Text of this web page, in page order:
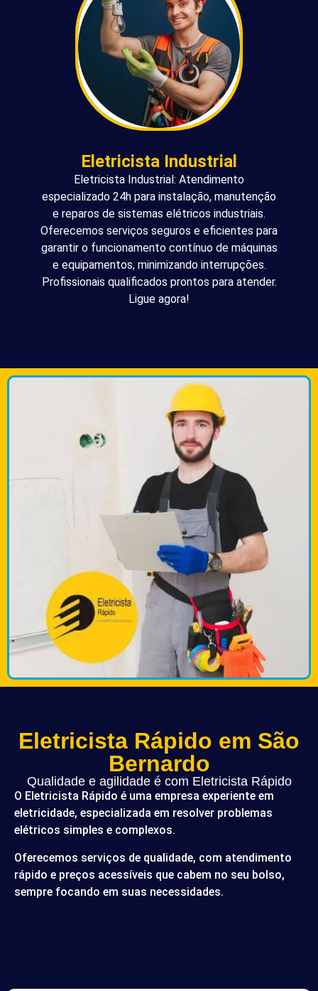
Eletricista Industrial
Eletricista Industrial: Atendimento
especializado 24h para instalação, manutenção
e reparos de sistemas elétricos industriais.
Oferecemos serviços seguros e eficientes para
garantir o funcionamento contínuo de máquinas
e equipamentos, minimizando interrupções.
Profissionais qualificados prontos para atender.
Ligue agora!
Eletricista Rápido em São
Bernardo
Qualidade e agilidade é com Eletricista Rápido
O Eletricista Rápido é uma empresa experiente em
eletricidade, especializada em resolver problemas
elétricos simples e complexos.
Oferecemos serviços de qualidade, com atendimento
rápido e preços acessíveis que cabem no seu bolso,
sempre focando em suas necessidades.